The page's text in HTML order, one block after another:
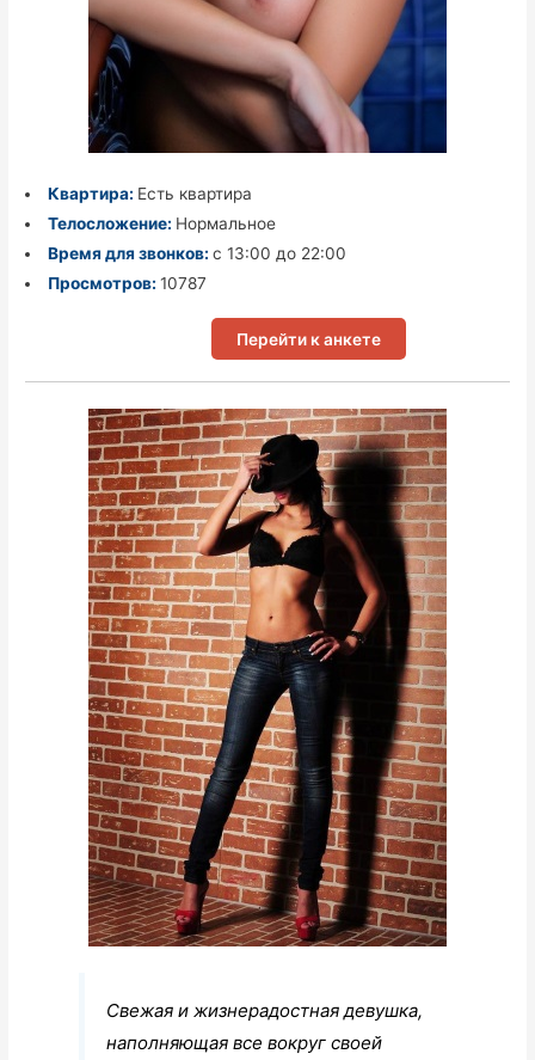
Квартира: Есть квартира
Телосложение: Нормальное
Время для звонков: с 13:00 до 22:00
Просмотров: 10787
Перейти к анкете
Свежая и жизнерадостная девушка,
наполняющая все вокруг своей